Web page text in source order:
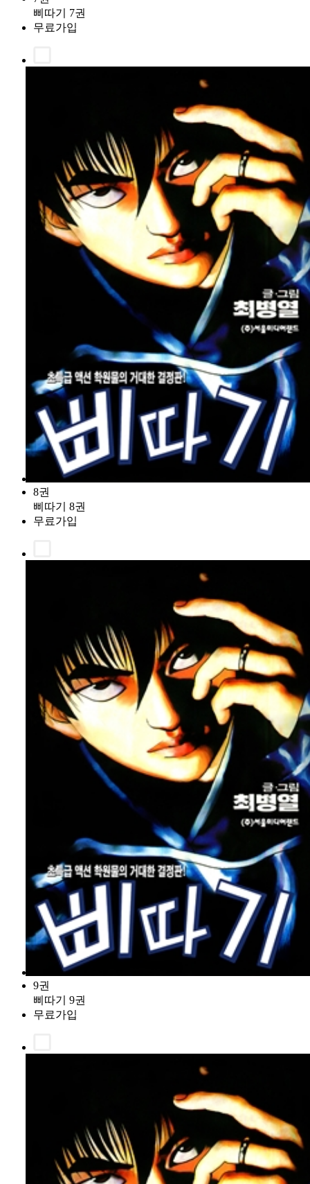
삐따기 7권
무료가입
8권
삐따기 8권
무료가입
9권
삐따기 9권
무료가입